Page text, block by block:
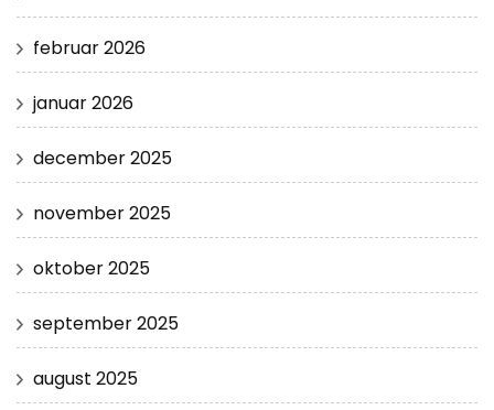
februar 2026
januar 2026
december 2025
november 2025
oktober 2025
september 2025
august 2025